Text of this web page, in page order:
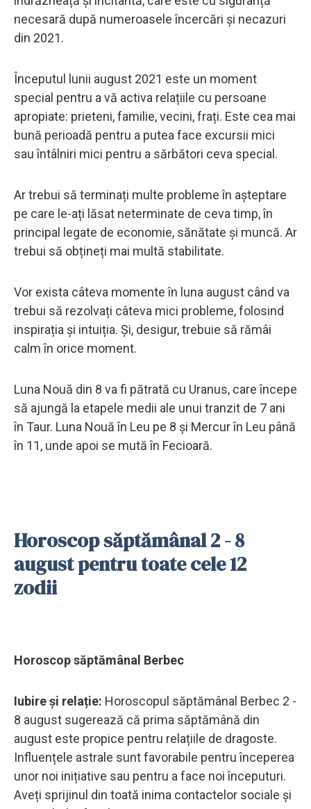
necesară după numeroasele încercări și necazuri
din 2021.
Începutul lunii august 2021 este un moment
special pentru a vă activa relațiile cu persoane
apropiate: prieteni, familie, vecini, frați. Este cea mai
bună perioadă pentru a putea face excursii mici
sau întâlniri mici pentru a sărbători ceva special.
Ar trebui să terminați multe probleme în așteptare
pe care le-ați lăsat neterminate de ceva timp, în
principal legate de economie, sănătate și muncă. Ar
trebui să obțineți mai multă stabilitate.
Vor exista câteva momente în luna august când va
trebui să rezolvați câteva mici probleme, folosind
inspirația și intuiția. Și, desigur, trebuie să rămâi
calm în orice moment.
Luna Nouă din 8 va fi pătrată cu Uranus, care începe
să ajungă la etapele medii ale unui tranzit de 7 ani
în Taur. Luna Nouă în Leu pe 8 și Mercur în Leu până
în 11, unde apoi se mută în Fecioară.
Horoscop săptămânal 2 - 8
august pentru toate cele 12
zodii
Horoscop săptămânal Berbec
Iubire și relație: Horoscopul săptămânal Berbec 2 -
8 august sugerează că prima săptămână din
august este propice pentru relațiile de dragoste.
Influențele astrale sunt favorabile pentru începerea
unor noi inițiative sau pentru a face noi începuturi.
Aveți sprijinul din toată inima contactelor sociale și